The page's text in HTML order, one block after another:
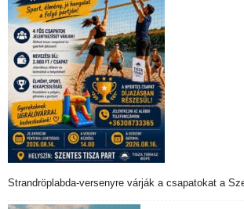
Strandröplabda-versenyre várják a csapatokat a